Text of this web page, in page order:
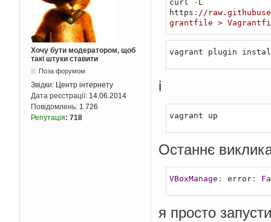
Хочу бути модератором, щоб
такі штуки ставити
Поза форумом
Звідки: Центр інтернету
Дата реєстрації: 14.06.2014
Повідомлень: 1 726
Репутація: 718
curl - L
https : //
grantfile >
vagrant plugin
і
vagrant up
Останнє
VBoxManage : error:
я просто